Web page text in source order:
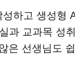
하고 생성형
과 교과목 성
은 선생님도